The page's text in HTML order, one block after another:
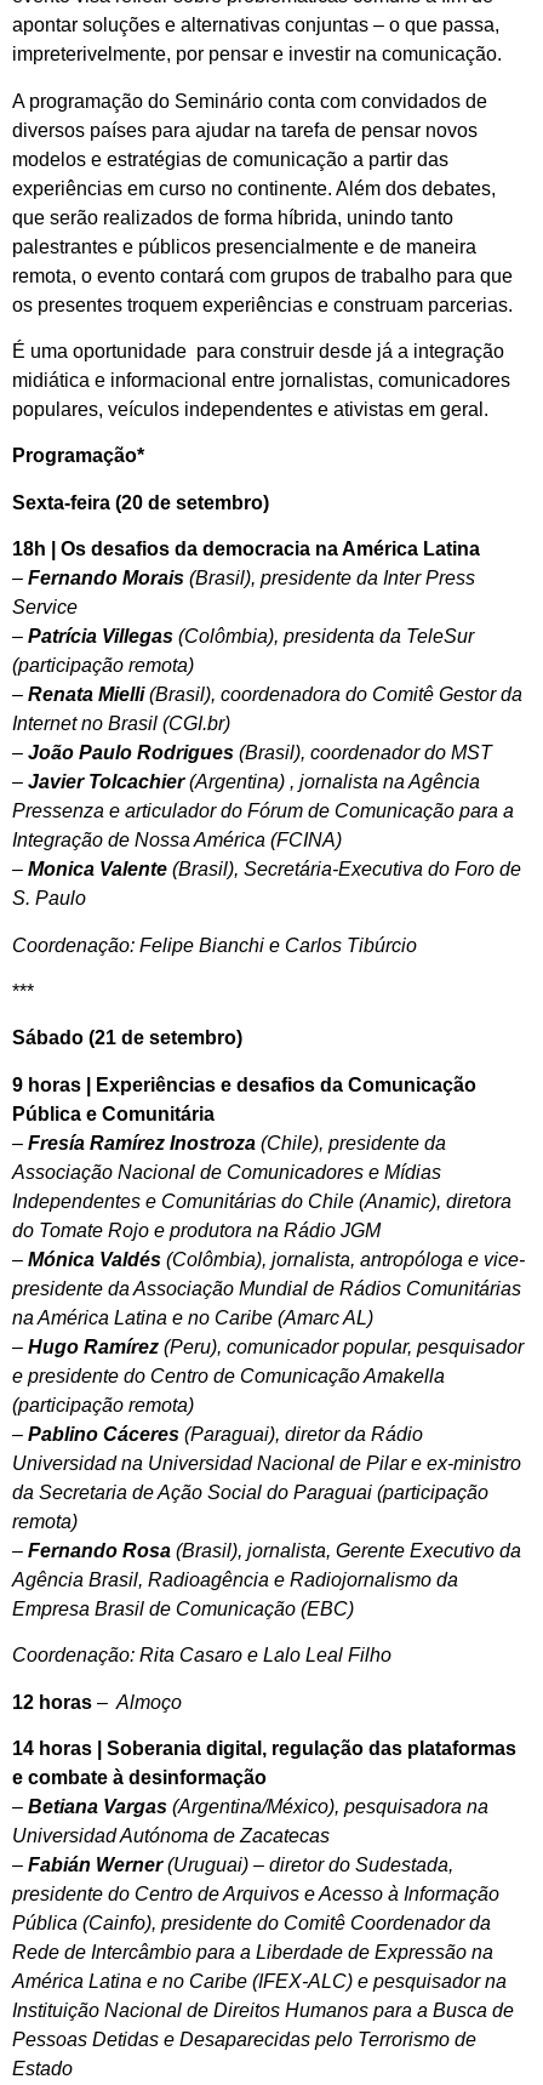
apontar soluções e alternativas conjuntas – o que passa,
impreterivelmente, por pensar e investir na comunicação.
A programação do Seminário conta com convidados de
diversos países para ajudar na tarefa de pensar novos
modelos e estratégias de comunicação a partir das
experiências em curso no continente. Além dos debates,
que serão realizados de forma híbrida, unindo tanto
palestrantes e públicos presencialmente e de maneira
remota, o evento contará com grupos de trabalho para que
os presentes troquem experiências e construam parcerias.
É uma oportunidade para construir desde já a integração
midiática e informacional entre jornalistas, comunicadores
populares, veículos independentes e ativistas em geral.
Programação*
Sexta-feira (20 de setembro)
18h | Os desafios da democracia na América Latina
– Fernando Morais (Brasil), presidente da Inter Press
Service
– Patrícia Villegas (Colômbia), presidenta da TeleSur
(participação remota)
– Renata Mielli(Brasil), coordenadora do Comitê Gestor da
Internet no Brasil (CGI.br)
– João Paulo Rodrigues (Brasil), coordenador do MST
– Javier Tolcachier(Argentina) , jornalista na Agência
Pressenza e articulador do Fórum de Comunicação para a
Integração de Nossa América (FCINA)
– Monica Valente (Brasil), Secretária-Executiva do Foro de
S. Paulo
Coordenação: Felipe Bianchi e Carlos Tibúrcio
***
Sábado (21 de setembro)
9 horas | Experiências e desafios da Comunicação
Pública e Comunitária
– Fresía Ramírez Inostroza (Chile), presidente da
Associação Nacional de Comunicadores e Mídias
Independentes e Comunitárias do Chile (Anamic), diretora
do Tomate Rojo e produtora na Rádio JGM
– Mónica Valdés (Colômbia), jornalista, antropóloga e vice-
presidente da Associação Mundial de Rádios Comunitárias
na América Latina e no Caribe (Amarc AL)
– Hugo Ramírez (Peru), comunicador popular, pesquisador
e presidente do Centro de Comunicação Amakella
(participação remota)
– Pablino Cáceres (Paraguai), diretor da Rádio
Universidad na Universidad Nacional de Pilar e ex-ministro
da Secretaria de Ação Social do Paraguai (participação
remota)
– Fernando Rosa (Brasil), jornalista, Gerente Executivo da
Agência Brasil, Radioagência e Radiojornalismo da
Empresa Brasil de Comunicação (EBC)
Coordenação: Rita Casaro e Lalo Leal Filho
12 horas – Almoço
14 horas | Soberania digital, regulação das plataformas
e combate à desinformação
– Betiana Vargas (Argentina/México), pesquisadora na
Universidad Autónoma de Zacatecas
– Fabián Werner(Uruguai) – diretor do Sudestada,
presidente do Centro de Arquivos e Acesso à Informação
Pública (Cainfo), presidente do Comitê Coordenador da
Rede de Intercâmbio para a Liberdade de Expressão na
América Latina e no Caribe (IFEX-ALC) e pesquisador na
Instituição Nacional de Direitos Humanos para a Busca de
Pessoas Detidas e Desaparecidas pelo Terrorismo de
Estado